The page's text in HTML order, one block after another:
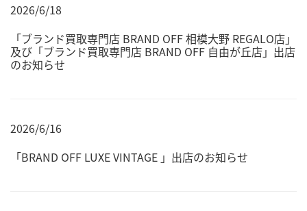
2026/6/18
「ブランド買取専門店 BRAND OFF 相模大野 REGALO店」
及び「ブランド買取専門店 BRAND OFF 自由が丘店」出店
のお知らせ
2026/6/16
「BRAND OFF LUXE VINTAGE 」出店のお知らせ